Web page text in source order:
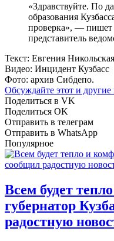
«Здравствуйте. По
образования
проверка», — пишет
представитель
Текст: Евгения
Видео: Инцидент Кузбасс
Фото: архив Сибдепо.
Обсуждайте этот и другие
Поделиться в VK
Поделиться OK
Отправить в телеграм
Отправить в WhatsApp
Популярное
Всем будет
губернатор
радостную